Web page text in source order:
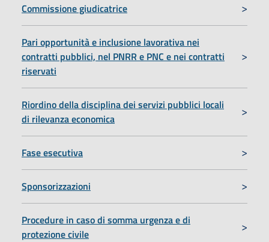
Commissione giudicatrice
Pari opportunità e inclusione lavorativa nei
contratti pubblici, nel PNRR e PNC e nei contratti
riservati
Riordino della disciplina dei servizi pubblici locali
di rilevanza economica
Fase esecutiva
Sponsorizzazioni
Procedure in caso di somma urgenza e di
protezione civile